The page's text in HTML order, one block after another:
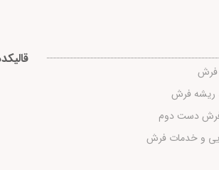
فرش
ریشه فرش
دست دوم
و خدمات فرش